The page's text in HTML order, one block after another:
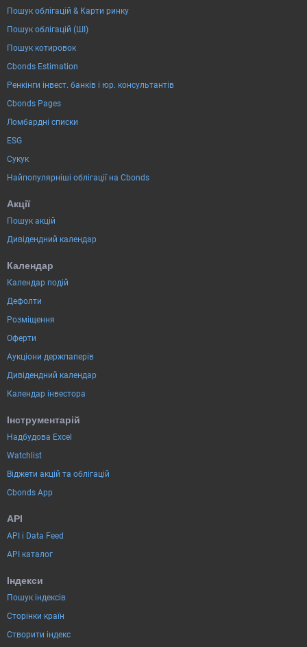
Пошук облігацій & Карти ринку
Пошук облігацій (ШІ)
Пошук котировок
Cbonds Estimation
Ренкінги інвест. банків і юр. консультантів
Cbonds Pages
Ломбардні списки
ESG
Сукук
Найпопулярніші облігації на Cbonds
Акції
Пошук акцій
Дивідендний календар
Календар
Календар подій
Дефолти
Розміщення
Оферти
Аукціони держпаперів
Дивідендний календар
Календар інвестора
Інструментарій
Надбудова Excel
Watchlist
Віджети акцій та облігацій
Cbonds App
API
API і Data Feed
API каталог
Індекси
Пошук індексів
Сторінки країн
Створити індекс